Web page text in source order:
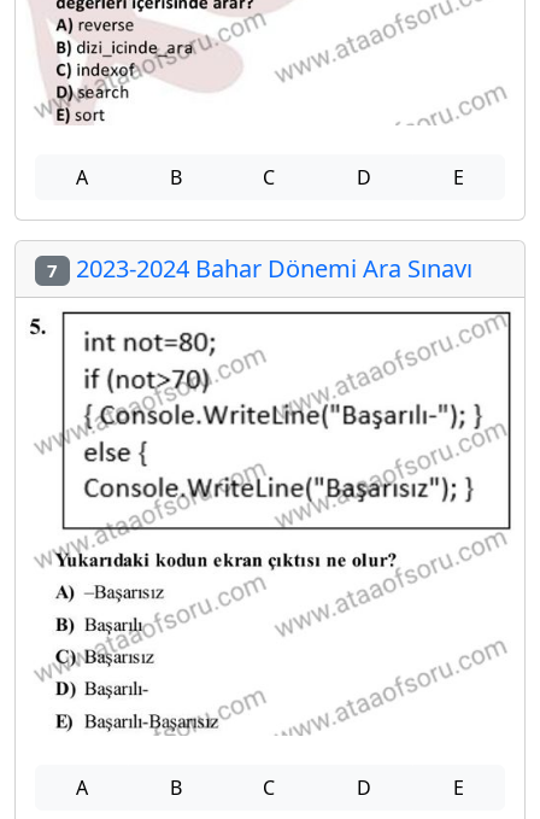
A B C D E
7 2023-2024 Bahar Dönemi Ara Sınavı
A B C D E